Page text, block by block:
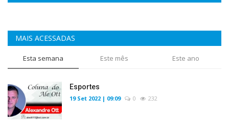
MAIS ACESSADAS
Esta semana Este mês Este ano
Esportes
19 Set 2022 | 09:09 0 232